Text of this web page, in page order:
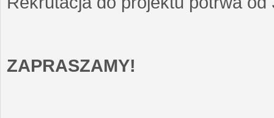
ZAPRASZAMY!